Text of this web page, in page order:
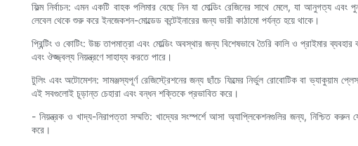
ফিল্ম নির্বাচন: এমন একটি বাহক পলিমার বেছে নিন যা মোল্ডিং রেজিনের সাথে মেলে, যা আনুগত্য এবং
লেবেল থেকে শুরু করে ইনজেকশন-মোল্ডেড কন্টেইনারের জন্য ভারী কাঠামো পর্যন্ত হয়ে থাকে।
প্রিন্টিং ও কোটিং: উচ্চ তাপমাত্রা এবং মোল্ডিং অবস্থার জন্য বিশেষভাবে তৈরি কালি ও প্রাইমার
এবং ঔজ্জ্বল্য নিয়ন্ত্রণে সাহায্য করতে পারে।
টুলিং এবং অটোমেশন: সামঞ্জস্যপূর্ণ রেজিস্ট্রেশনের জন্য ছাঁচে ফিল্মের নির্ভুল রোবোটিক বা
এই সবগুলোই চূড়ান্ত চেহারা এবং বন্ধন শক্তিকে প্রভাবিত করে।
- নিয়ন্ত্রক ও খাদ্য-নিরাপত্তা সম্মতি: খাদ্যের সংস্পর্শে আসা অ্যাপ্লিকেশনগুলির জন্য, নিশ্চিত করুন
করে।